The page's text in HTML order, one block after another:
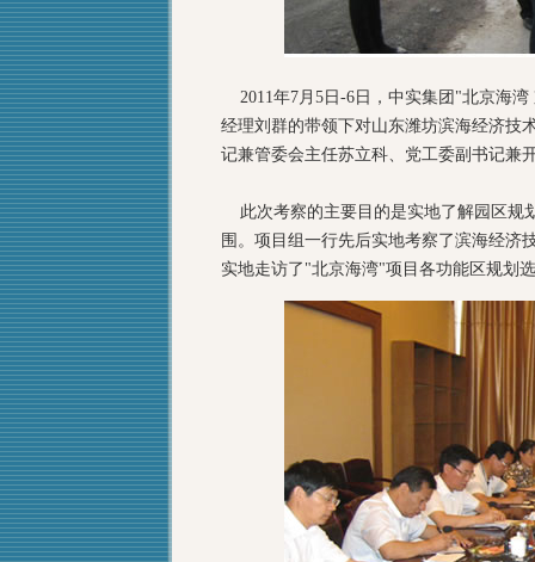
2011年7月5日-6日，中实集团"北京海
经理刘群的带领下对山东潍坊滨海经济技
记兼管委会主任苏立科、党工委副书记兼
此次考察的主要目的是实地了解园区规
围。项目组一行先后实地考察了滨海经济
实地走访了"北京海湾"项目各功能区规划